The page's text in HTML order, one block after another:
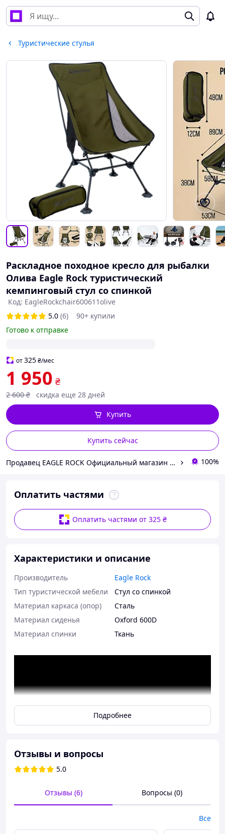
Туристические стулья
Раскладное походное кресло для рыбалки
Олива Eagle Rock туристический
кемпинговый стул со спинкой
Код: EagleRockchair600611olive
5.0 (6)
90+ купили
Готово к отправке
от325₴/мес
1 950 ₴
2 600 ₴ скидка еще 28 дней
Купить сейчас
Купить
Продавец EAGLE ROCK Официальный магазин бренду 100%
Оплатить частями
Оплатить частями от 325 ₴
Характеристики и описание
Производитель
Eagle Rock
Тип туристической мебели
Стул со спинкой
Материал каркаса (опор)
Сталь
Материал сиденья
Oxford 600D
Материал спинки
Ткань
Подробнее
Отзывы и вопросы
5.0
Отзывы (6) Вопросы (0)
Все